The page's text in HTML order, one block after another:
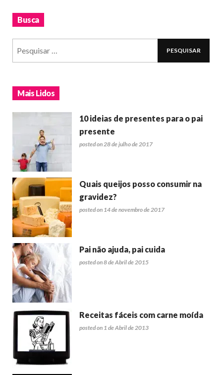
Busca
Mais Lidos
10 ideias de presentes para o pai
presente
posted on 28 de julho de 2017
Quais queijos posso consumir na
gravidez?
posted on 14 de novembro de 2017
Pai não ajuda, pai cuida
posted on 8 de Abril de 2015
Receitas fáceis com carne moída
posted on 1 de Abril de 2013